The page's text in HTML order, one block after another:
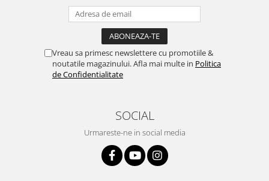
Vreau sa primesc newslettere cu promotiile &
noutatile magazinului. Afla mai multe in Politica
de Confidentialitate
SOCIAL
Urmareste-ne in social media